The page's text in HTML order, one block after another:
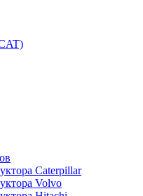
Caterpillar
Volvo